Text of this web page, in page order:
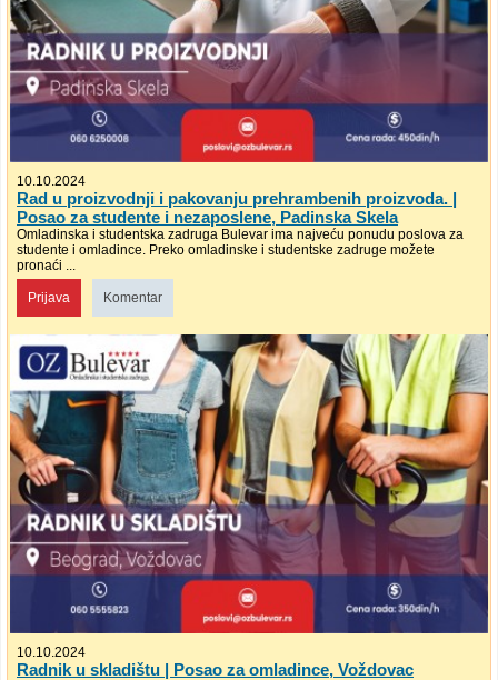
10.10.2024
Rad u proizvodnji i pakovanju prehrambenih proizvoda. |
Posao za studente i nezaposlene, Padinska Skela
Omladinska i studentska zadruga Bulevar ima najveću ponudu poslova za
studente i omladince. Preko omladinske i studentske zadruge možete
pronaći ...
Prijava Komentar
10.10.2024
Radnik u skladištu | Posao za omladince, Voždovac